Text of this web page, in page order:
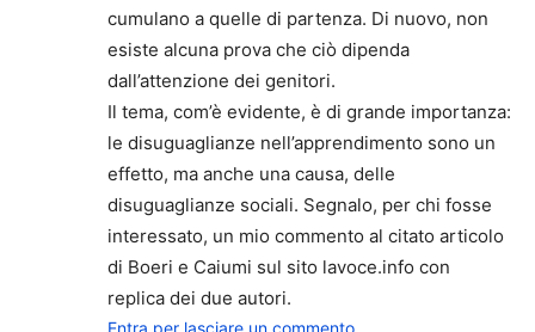
cumulano a quelle di partenza. Di nuovo, non
esiste alcuna prova che ciò dipenda
dall’attenzione dei genitori.
Il tema, com’è evidente, è di grande importanza:
le disuguaglianze nell’apprendimento sono un
effetto, ma anche una causa, delle
disuguaglianze sociali. Segnalo, per chi fosse
interessato, un mio commento al citato articolo
di Boeri e Caiumi sul sito lavoce.info con
replica dei due autori.
Entra per lasciare un commento